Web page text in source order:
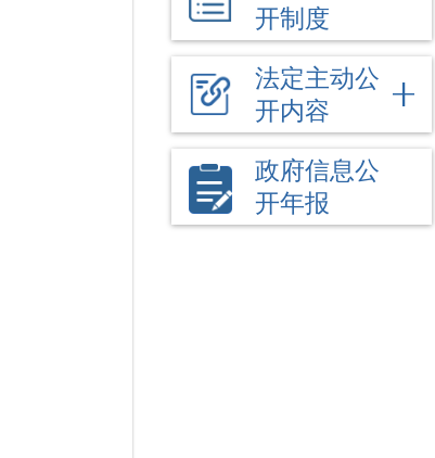
开制度
法定主动公
开内容
政府信息公
开年报